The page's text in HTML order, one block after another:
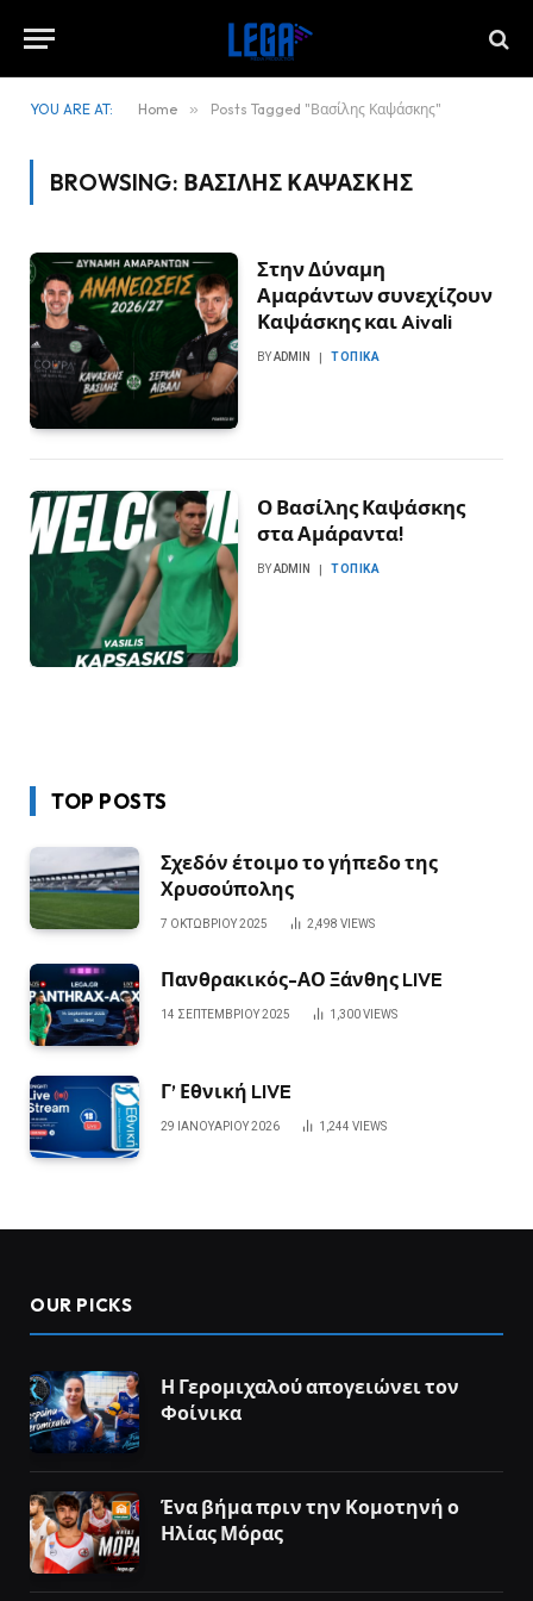
YOU ARE AT: Home » Posts Tagged "Βασίλης Καψάσκης"
BROWSING: ΒΑΣΊΛΗΣ ΚΑΨΆΣΚΗΣ
Στην Δύναμη
Αμαράντων συνεχίζουν
Καψάσκης και Aivali
BYADMIN ΤΟΠΙΚΆ
Ο Βασίλης Καψάσκης
στα Αμάραντα!
BYADMIN ΤΟΠΙΚΆ
TOP POSTS
Σχεδόν έτοιμο το γήπεδο της
Χρυσούπολης
7 ΟΚΤΩΒΡΊΟΥ 2025 2,498 VIEWS
Πανθρακικός-ΑΟ Ξάνθης LIVE
14 ΣΕΠΤΕΜΒΡΊΟΥ 2025 1,300VIEWS
Γ’ Εθνική LIVE
29 ΙΑΝΟΥΑΡΊΟΥ 2026 1,244 VIEWS
OUR PICKS
Η Γερομιχαλού απογειώνει τον
Φοίνικα
Ένα βήμα πριν την Κομοτηνή ο
Ηλίας Μόρας